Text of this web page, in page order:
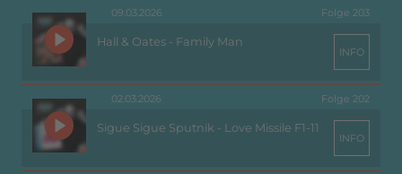
09.03.2026 Folge 203
Hall & Oates - Family Man
INFO
02.03.2026 Folge 202
Sigue Sigue Sputnik - Love Missile F1-11
INFO